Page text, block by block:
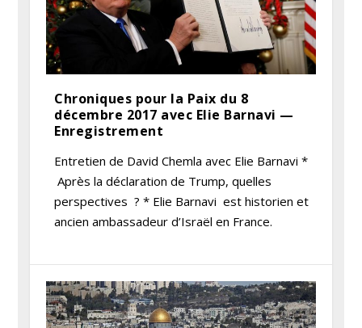
Chroniques pour la Paix du 8
décembre 2017 avec Elie Barnavi —
Enregistrement
Entretien de David Chemla avec Elie Barnavi *
Après la déclaration de Trump, quelles
perspectives ? * Elie Barnavi est historien et
ancien ambassadeur d’Israël en France.